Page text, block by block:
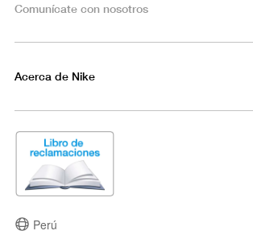
Comunícate con nosotros
Acerca de Nike
Perú